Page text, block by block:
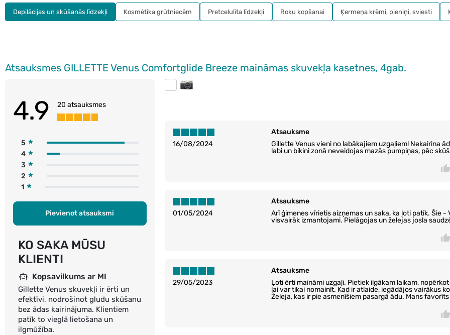
Atsauksmes GILLETTE Venus Comfortglide Breeze maināmas skuvekļa kasetnes, 4gab.
4.9 20 atsauksmes
5
4
3
2
1
Pievienot atsauksmi
KO SAKA MŪSU
KLIENTI
Kopsavilkums ar MI
Gillette Venus skuvekļi ir ērti un
efektīvi, nodrošinot gludu skūšanu
bez ādas kairinājuma. Klientiem
patīk to vieglā lietošana un
ilgmūžība.
16/08/2024
Atsauksme
Gillette Venus vieni no labākajiem uzgaļiem! Nekairina
labi un bikini zonā neveidojas mazās pumpiņas, pēc
01/05/2024
Atsauksme
Arī ģimenes vīrietis aizņemas un saka, ka ļoti patīk. Šie -
visvairāk izmantojami. Pielāgojas un želejas josla
29/05/2023
Atsauksme
Ļoti ērti maināmi uzgaļi. Pietiek ilgākam laikam,
lai var tikai nomainīt. Kad ir atlaide, iegādājos vairākus
Želeja, kas ir pie asmenīšiem pasargā ādu. Mans
Depilācijas un skūšanās līdzekļi Kosmētika grūtniecēm Pretcelulīta līdzekļi Roku kopšanai Ķermeņa krēmi, pieniņi, sviesti